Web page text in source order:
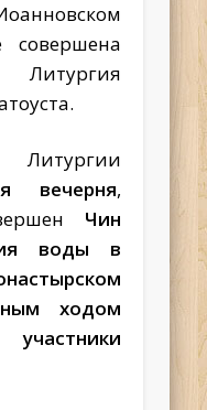
совершена
вечерня,
Чин
воды в
ходом